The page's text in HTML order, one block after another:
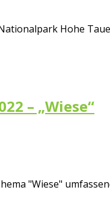
Hohe
– „Wiese“
"Wiese"